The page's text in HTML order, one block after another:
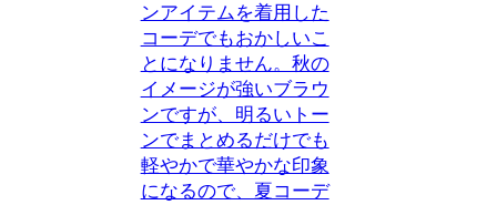
ンアイテムを着用した
コーデでもおかしいこ
とになりません。秋の
イメージが強いブラウ
ンですが、明るいトー
ンでまとめるだけでも
軽やかで華やかな印象
になるので、夏コーデ